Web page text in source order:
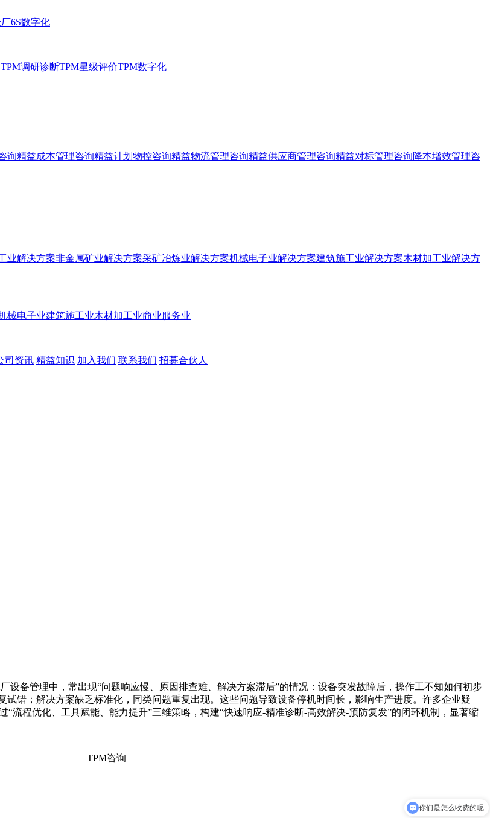
6S数字化
TPM调研诊断TPM星级评价TPM数字化
询精益成本管理咨询精益计划物控咨询精益物流管理咨询精益供应商管理咨询精益对标管理咨询降本增效管理咨
业解决方案非金属矿业解决方案采矿冶炼业解决方案机械电子业解决方案建筑施工业解决方案木材加工业解决方
械电子业建筑施工业木材加工业商业服务业
司资讯 精益知识 加入我们 联系我们 招募合伙人
设备管理中，常出现“问题响应慢、原因排查难、解决方案滞后”的情况：设备突发故障后，操作工不知如何初步
错；解决方案缺乏标准化，同类问题重复出现。这些问题导致设备停机时间长，影响生产进度。许多企业疑
流程优化、工具赋能、能力提升”三维策略，构建“快速响应-精准诊断-高效解决-预防复发”的闭环机制，显著缩
TPM咨询
你们是怎么收费的呢